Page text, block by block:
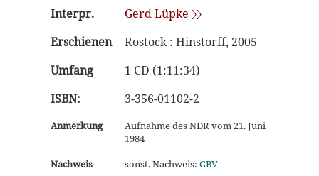
Interpr.
Gerd Lüpke 〉〉
Erschienen
Rostock : Hinstorff, 2005
Umfang
1 CD (1:11:34)
ISBN:
3-356-01102-2
Anmerkung
Aufnahme des NDR vom 21. Juni
1984
Nachweis
sonst. Nachweis: GBV